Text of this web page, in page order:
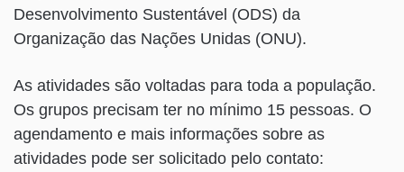
Desenvolvimento Sustentável (ODS) da
Organização das Nações Unidas (ONU).
As atividades são voltadas para toda a população.
Os grupos precisam ter no mínimo 15 pessoas. O
agendamento e mais informações sobre as
atividades pode ser solicitado pelo contato: